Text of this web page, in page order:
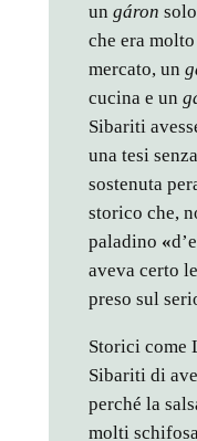
un gáron
che era
mercato, un
cucina e un
Sibariti
una tesi
sostenuta
storico che,
paladino «
aveva certo
preso sul
Storici come
Sibariti di
perché la
molti